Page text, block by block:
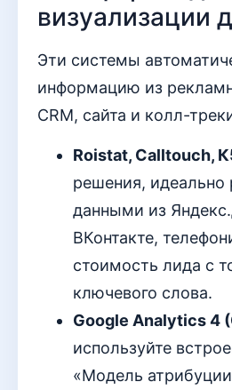
визуализации
Эти системы
информацию из
CRM, сайта и колл-
Roistat, Calltouch,
решения,
данными из
ВКонтакте,
стоимость лида с
ключевого слова.
Google Analytics 4
используйте
«Модель